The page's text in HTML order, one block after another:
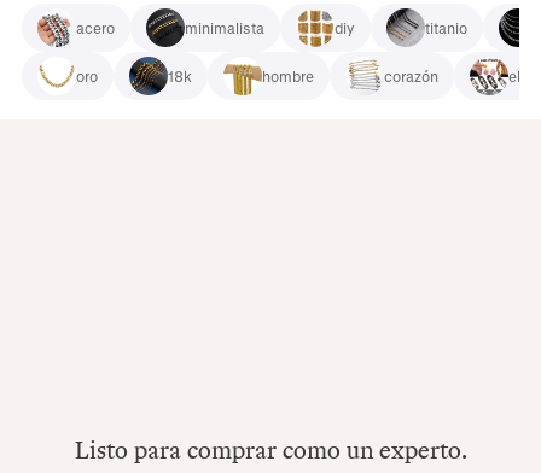
acero minimalista diy titanio
oro 18k hombre corazón
Listo para comprar como un experto.